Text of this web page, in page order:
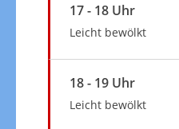
17 - 18 Uhr
Leicht bewölkt
18 - 19 Uhr
Leicht bewölkt